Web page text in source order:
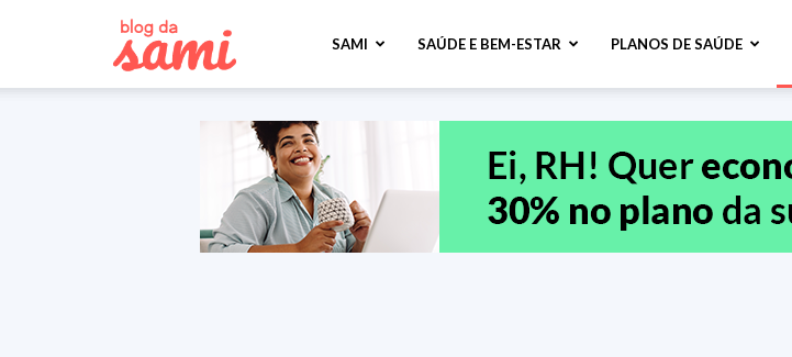
Saúde
SAMI SAÚDE E BEM-ESTAR PLANOS DE SAÚDE